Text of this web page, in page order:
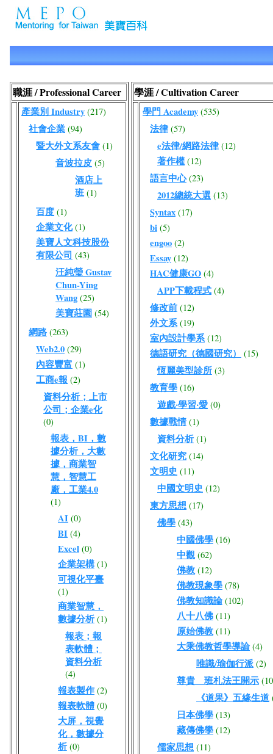
職涯 / Professional Career
產業別 Industry (217)
社會企業 (94)
暨大外文系友會 (1)
音波拉皮 (5)
酒店上
班 (1)
百度 (1)
企業文化 (1)
美寶人文科技股份
有限公司 (43)
汪純瑩 Gustav
Chun-Ying
Wang (25)
美寶莊園 (54)
網路 (263)
Web2.0 (29)
內容豐富 (1)
工商e報 (2)
資料分析；上市
公司；企業e化
(0)
報表，BI，數
據分析，大數
據，商業智
慧，智慧工
廠，工業4.0
(1)
AI (0)
BI (4)
Excel (0)
企業架構 (1)
可視化平臺
(1)
商業智慧，
數據分析 (1)
報表；報
表軟體；
資料分析
(4)
報表製作 (2)
報表軟體 (0)
大屏，視覺
化，數據分
析 (0)
學涯 / Cultivation Career
學門 Academy (535)
法律 (57)
e法律/網路法律 (12)
著作權 (12)
語言中心 (23)
2012總統大選 (13)
Syntax (17)
bi (5)
engoo (2)
Essay (12)
HAC健康GO (4)
APP下載程式 (4)
修改前 (12)
外文系 (19)
室內設計學系 (12)
德語研究（德國研究） (15)
恆麗美型診所 (3)
教育學 (16)
遊戲‧學習‧愛 (0)
數據戰情 (1)
資料分析 (1)
文化研究 (14)
文明史 (11)
中國文明史 (12)
東方思想 (17)
佛學 (43)
中國佛學 (16)
中觀 (62)
佛教 (12)
佛教現象學 (78)
佛教知識論 (102)
八十八佛 (11)
原始佛教 (11)
大乘佛教哲學導論 (4)
唯識/瑜伽行派 (2)
尊貴 班札法王開示
《道果》五緣生道
日本佛學 (13)
藏傳佛學 (12)
儒家思想 (11)